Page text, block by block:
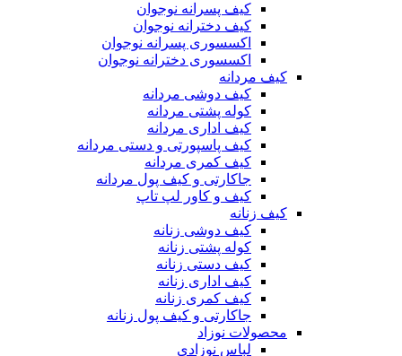
کیف پسرانه نوجوان
کیف دخترانه نوجوان
اکسسوری پسرانه نوجوان
اکسسوری دخترانه نوجوان
کیف مردانه
کیف دوشی مردانه
کوله پشتی مردانه
کیف اداری مردانه
کیف پاسپورتی و دستی مردانه
کیف کمری مردانه
جاکارتی و کیف پول مردانه
کیف و کاور لپ تاپ
کیف زنانه
کیف دوشی زنانه
کوله پشتی زنانه
کیف دستی زنانه
کیف اداری زنانه
کیف کمری زنانه
جاکارتی و کیف پول زنانه
محصولات نوزاد
لباس نوزادی